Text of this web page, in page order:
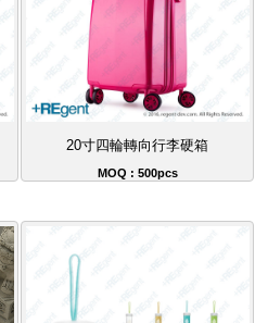
20寸四輪轉向行李硬箱
MOQ : 500pcs